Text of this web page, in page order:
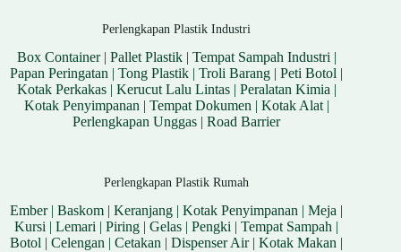
Perlengkapan Plastik Industri
Box Container| Pallet Plastik| Tempat Sampah Industri |
Papan Peringatan |Tong Plastik |Troli Barang |Peti Botol |
Kotak Perkakas| Kerucut Lalu Lintas| Peralatan Kimia |
Kotak Penyimpanan | Tempat Dokumen | Kotak Alat|
Perlengkapan Unggas |Road Barrier
Perlengkapan Plastik Rumah
Ember|Baskom |Keranjang |Kotak Penyimpanan |Meja |
Kursi |Lemari |Piring |Gelas |Pengki |Tempat Sampah |
Botol |Celengan |Cetakan |Dispenser Air|Kotak Makan |